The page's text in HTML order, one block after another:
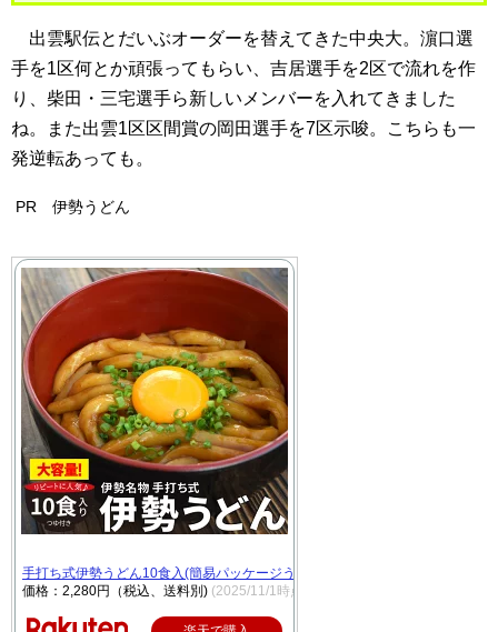
出雲駅伝とだいぶオーダーを替えてきた中央大。濵口選
手を1区何とか頑張ってもらい、吉居選手を2区で流れを作
り、柴田・三宅選手ら新しいメンバーを入れてきました
ね。また出雲1区区間賞の岡田選手を7区示唆。こちらも一
発逆転あっても。
PR 伊勢うどん
手打ち式伊勢うどん10食入(簡易パッケージうどん） 送料無料 本場伊勢より
価格：2,280円（税込、送料別) (2025/11/1時点)